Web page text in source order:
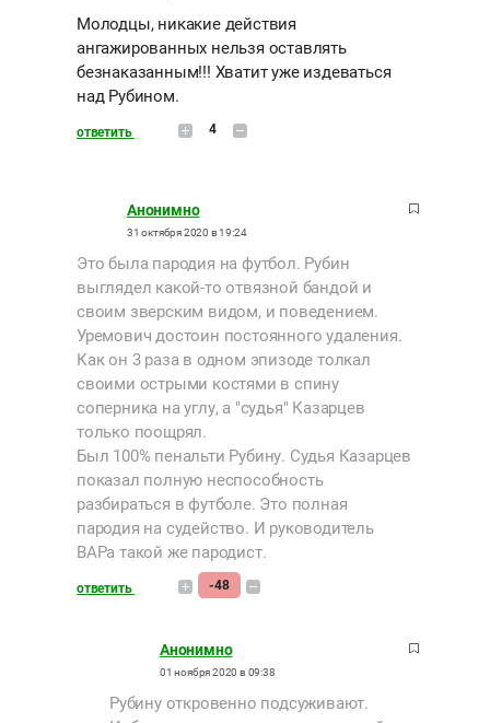
Молодцы, никакие действия
ангажированных нельзя оставлять
безнаказанным!!! Хватит уже издеваться
над Рубином.
ответить 4
Анонимно
31 октября 2020 в 19:24
Это была пародия на футбол. Рубин
выглядел какой-то отвязной бандой и
своим зверским видом, и поведением.
Уремович достоин постоянного удаления.
Как он 3 раза в одном эпизоде толкал
своими острыми костями в спину
соперника на углу, а "судья" Казарцев
только поощрял.
Был 100% пенальти Рубину. Судья Казарцев
показал полную неспособность
разбираться в футболе. Это полная
пародия на судейство. И руководитель
ВАРа такой же пародист.
ответить -48
Анонимно
01 ноября 2020 в 09:38
Рубину откровенно подсуживают.